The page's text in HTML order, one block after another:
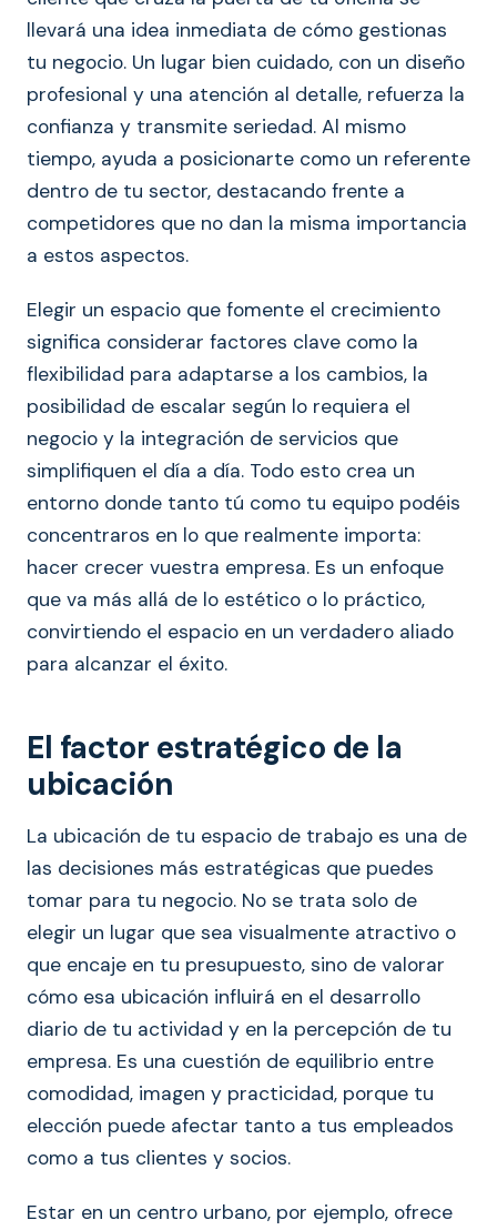
llevará una idea inmediata de cómo gestionas
tu negocio. Un lugar bien cuidado, con un diseño
profesional y una atención al detalle, refuerza la
confianza y transmite seriedad. Al mismo
tiempo, ayuda a posicionarte como un referente
dentro de tu sector, destacando frente a
competidores que no dan la misma importancia
a estos aspectos.
Elegir un espacio que fomente el crecimiento
significa considerar factores clave como la
flexibilidad para adaptarse a los cambios, la
posibilidad de escalar según lo requiera el
negocio y la integración de servicios que
simplifiquen el día a día. Todo esto crea un
entorno donde tanto tú como tu equipo podéis
concentraros en lo que realmente importa:
hacer crecer vuestra empresa. Es un enfoque
que va más allá de lo estético o lo práctico,
convirtiendo el espacio en un verdadero aliado
para alcanzar el éxito.
El factor estratégico de la
ubicación
La ubicación de tu espacio de trabajo es una de
las decisiones más estratégicas que puedes
tomar para tu negocio. No se trata solo de
elegir un lugar que sea visualmente atractivo o
que encaje en tu presupuesto, sino de valorar
cómo esa ubicación influirá en el desarrollo
diario de tu actividad y en la percepción de tu
empresa. Es una cuestión de equilibrio entre
comodidad, imagen y practicidad, porque tu
elección puede afectar tanto a tus empleados
como a tus clientes y socios.
Estar en un centro urbano, por ejemplo, ofrece